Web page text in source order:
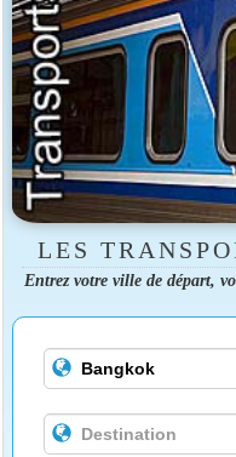
LES
Entrez votre ville de départ,